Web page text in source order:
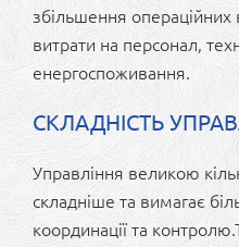
збільшення
витрати на персонал,
енергоспоживання.
СКЛАДНІСТЬ
Управління великою
складніше та вимагає
координації та